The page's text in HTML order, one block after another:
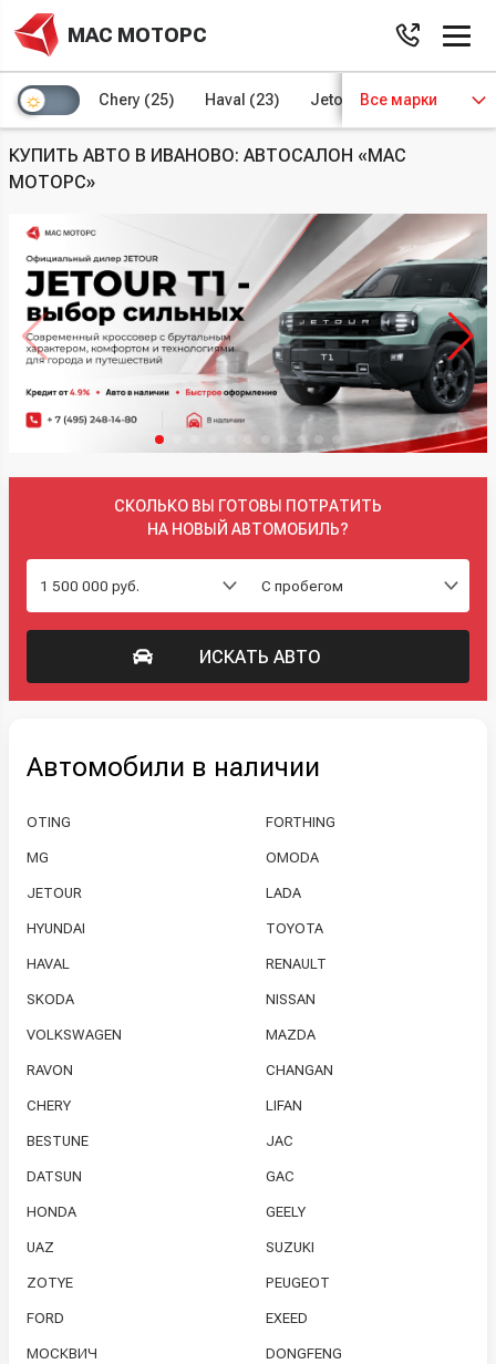
МАС МОТОРС
Chery (25) Haval (23) Jetour (8) Kaiyi (4)
Все марки
КУПИТЬ АВТО В ИВАНОВО: АВТОСАЛОН «МАС
МОТОРС»
СКОЛЬКО ВЫ ГОТОВЫ ПОТРАТИТЬ
НА НОВЫЙ АВТОМОБИЛЬ?
ИСКАТЬ АВТО
Автомобили в наличии
OTING FORTHING
MG OMODA
JETOUR LADA
HYUNDAI TOYOTA
HAVAL RENAULT
SKODA NISSAN
VOLKSWAGEN MAZDA
RAVON CHANGAN
CHERY LIFAN
BESTUNE JAC
DATSUN GAC
HONDA GEELY
UAZ SUZUKI
ZOTYE PEUGEOT
FORD EXEED
МОСКВИЧ DONGFENG